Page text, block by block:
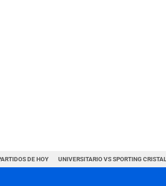
DE HOY UNIVERSITARIO VS SPORTING CRISTAL